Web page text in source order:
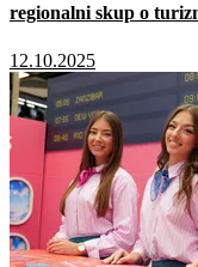
regionalni skup o
12.10.2025